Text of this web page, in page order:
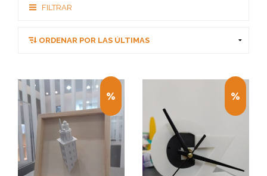
FILTRAR